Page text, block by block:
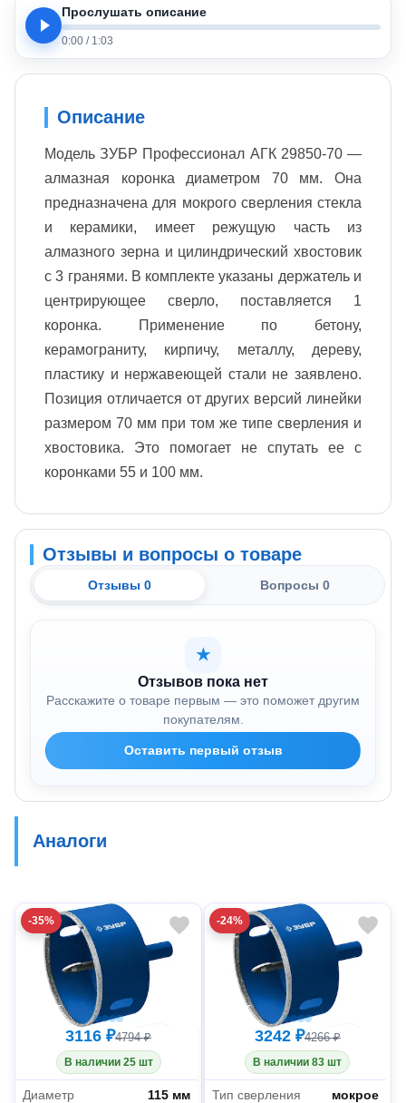
Прослушать описание
0:00 / 1:03
Описание
Модель ЗУБР Профессионал АГК 29850-70 —
алмазная коронка диаметром 70 мм. Она
предназначена для мокрого сверления стекла
и керамики, имеет режущую часть из
алмазного зерна и цилиндрический хвостовик
с 3 гранями. В комплекте указаны держатель и
центрирующее сверло, поставляется 1
коронка. Применение по бетону,
керамограниту, кирпичу, металлу, дереву,
пластику и нержавеющей стали не заявлено.
Позиция отличается от других версий линейки
размером 70 мм при том же типе сверления и
хвостовика. Это помогает не спутать ее с
коронками 55 и 100 мм.
Отзывы и вопросы о товаре
Отзывы 0 Вопросы 0
★
Отзывов пока нет
Расскажите о товаре первым — это поможет другим
покупателям.
Оставить первый отзыв
Аналоги
-35%
3116 ₽4794 ₽
В наличии 25 шт
Диаметр
115 мм
-24%
3242 ₽4266 ₽
В наличии 83 шт
Тип сверления
мокрое